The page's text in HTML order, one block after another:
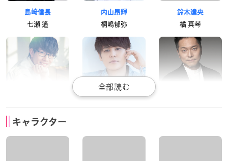
島﨑信長
七瀬 遙
内山昂輝
桐嶋郁弥
鈴木達央
橘 真琴
椎名 旭
キャラクター